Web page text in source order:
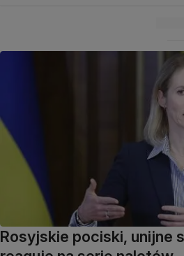
Rosyjskie pociski, unijne